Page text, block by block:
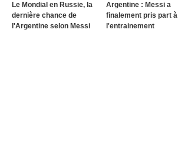
Le Mondial en Russie, la
dernière chance de
l'Argentine selon Messi
Argentine : Messi a
finalement pris part à
l'entrainement